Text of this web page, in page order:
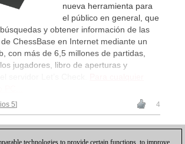
nueva herramienta para
el público en general, que
y obtener información de las
ChessBase en Internet mediante un
con más de 6,5 millones de partidas,
jugadores, libro de aperturas y
5 4
technologies to provide certain functions, to improve